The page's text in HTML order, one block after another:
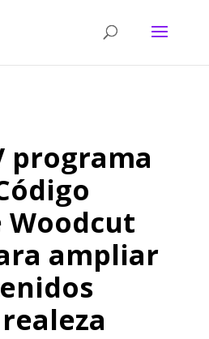
programa
Woodcut
ampliar